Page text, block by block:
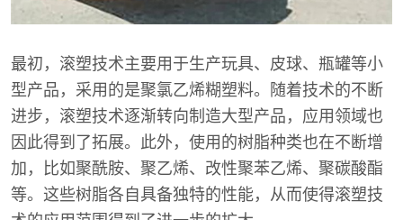
最初，滚塑技术主要用于生产玩具、皮球、瓶罐等小
型产品，采用的是聚氯乙烯糊塑料。随着技术的不断
进步，滚塑技术逐渐转向制造大型产品，应用领域也
因此得到了拓展。此外，使用的树脂种类也在不断增
加，比如聚酰胺、聚乙烯、改性聚苯乙烯、聚碳酸酯
等。这些树脂各自具备独特的性能，从而使得滚塑技